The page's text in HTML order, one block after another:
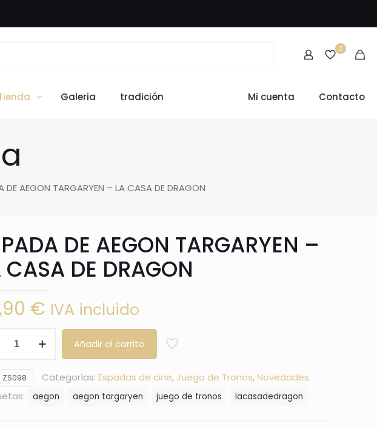
0
Galeria tradición Mi cuenta Contacto
DE AEGON TARGARYEN – LA CASA DE DRAGON
DE AEGON TARGARYEN –
CASA DE DRAGON
€ IVA incluido
Añadir al carrito
ZS098 Categorías: Espadas de cine, Juego de Tronos,Novedades
aegon aegon targaryen juego de tronos lacasadedragon